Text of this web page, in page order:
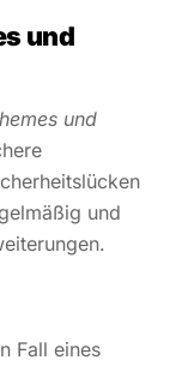
und
und
und
Fall eines